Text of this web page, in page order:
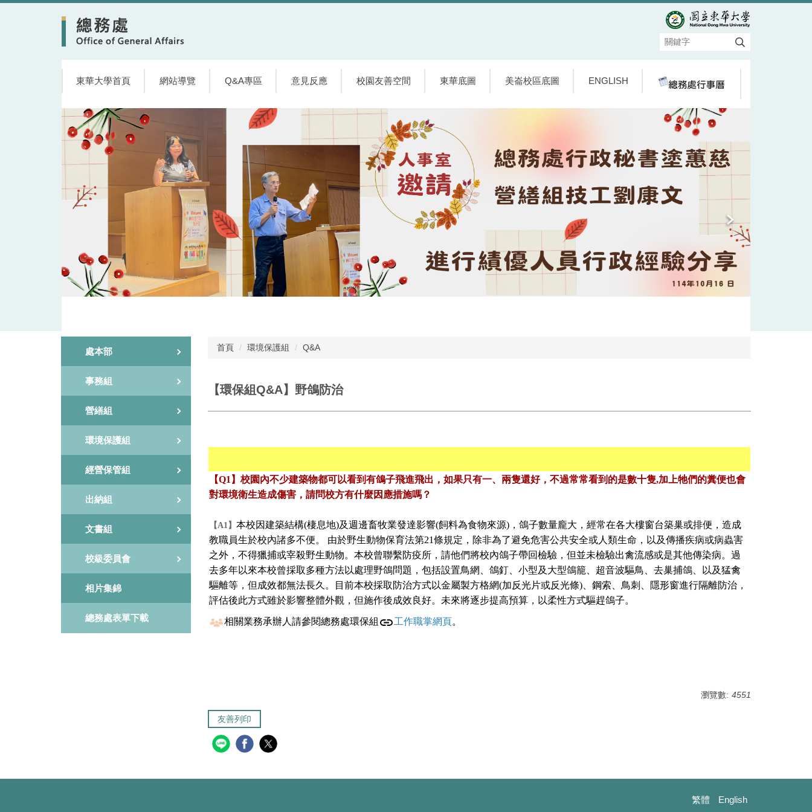
東華大學首頁 網站導覽 Q&A專區 意見反應 校園友善空間 東華底圖 美崙校區底圖 ENGLISH
處本部
事務組
營繕組
環境保護組
經營保管組
出納組
文書組
校級委員會
相片集錦
總務處表單下載
首頁 環境保護組 Q&A
【環保組Q&A】野鴿防治
【Q1】校園內不少建築物都可以看到有鴿子飛進飛出，如果只有一、兩隻還好，不過常常看到的是數十隻,加上牠們的糞便也會
對環境衛生造成傷害，請問校方有什麼因應措施嗎？
【A1】 本校因建築結構(棲息地)及週邊畜牧業發達影響(飼料為食物來源)，鴿子數量龐大，經常在各大樓窗台築巢或排便，造成
教職員生於校內諸多不便。 由於野生動物保育法第21條規定，除非為了避免危害公共安全或人類生命，以及傳播疾病或病蟲害
之外，不得獵捕或宰殺野生動物。本校曾聯繫防疫所，請他們將校內鴿子帶回檢驗，但並未檢驗出禽流感或是其他傳染病。過
去多年以來本校曾採取多種方法以處理野鴿問題，包括設置鳥網、鴿釘、小型及大型鴿籠、超音波驅鳥、去巢捕鴿、以及猛禽
驅離等，但成效都無法長久。目前本校採取防治方式以金屬製方格網(加反光片或反光條)、鋼索、鳥刺、隱形窗進行隔離防治，
評估後此方式雖於影響整體外觀，但施作後成效良好。未來將逐步提高預算，以柔性方式驅趕鴿子。
相關業務承辦人請參閱總務處環保組 工作職掌網頁。
瀏覽數: 4551
友善列印
繁體 English